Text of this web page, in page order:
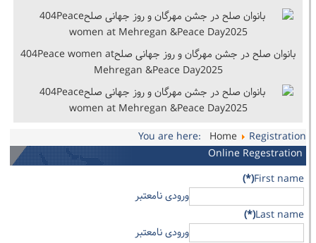
بانوان صلح در جشن مهرگان و روز جهانی صلح404Peace women at
Mehregan &Peace Day2025
You are here: Home
Registration
Online Regestration
First name
(*)
ورودی نامعتبر
Last name
(*)
ورودی نامعتبر